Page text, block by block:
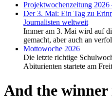
Projektwochenzeitung 2026
Der 3. Mai: Ein Tag zu
Journalisten weltweit
Immer am 3. Mai wird auf
gemacht, aber auch an
Mottowoche 2026
Die letzte richtige
Abiturienten startete am
And the winner